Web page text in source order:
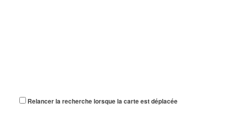
Relancer la recherche lorsque la carte est déplacée